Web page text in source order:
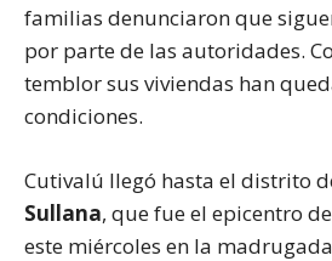
familias denunciaron que
por parte de las autoridades.
temblor sus viviendas han
condiciones.
Cutivalú llegó hasta el distrito
Sullana, que fue el epicentro
este miércoles en la